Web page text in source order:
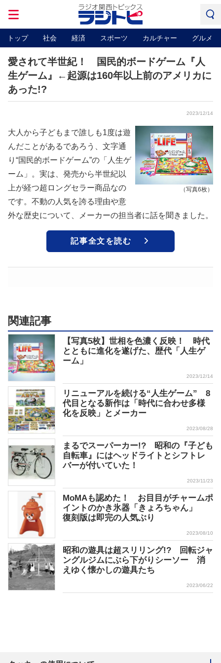
トップ 社会 経済 スポーツ カルチャー グルメ
愛されて半世紀！ 国民的ボードゲーム『人
生ゲーム』←起源は160年以上前のアメリカに
あった!?
2023/12/14
（写真6枚）
大人から子どもまで誰しも1度は遊
んだことがあるであろう、文字通
り“国民的ボードゲーム”の「人生ゲ
ーム」。実は、発売から半世紀以
上が経つ超ロングセラー商品なの
です。不動の人気を誇る理由や意
外な歴史について、メーカーの担当者に話を聞きました。
記事全文を読む
関連記事
【写真5枚】世相を色濃く反映！ 時代
とともに進化を遂げた、歴代「人生ゲ
ーム」
2023/12/14
リニューアルを続ける“人生ゲーム” 8
代目となる新作は「時代に合わせ多様
化を反映」とメーカー
2023/08/28
まるでスーパーカー!? 昭和の『子ども
自転車』にはヘッドライトとシフトレ
バーが付いていた！
2023/11/23
MoMAも認めた！ お目目がチャームポ
イントのかき氷器「きょろちゃん」
復刻版は即完の人気ぶり
2023/08/10
昭和の遊具は超スリリング!? 回転ジャ
ングルジムにぶら下がりシーソー 消
えゆく懐かしの遊具たち
2023/06/22